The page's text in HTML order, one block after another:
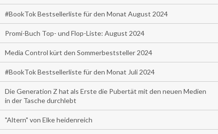
#BookTok Bestsellerliste für den Monat August 2024
Promi-Buch Top- und Flop-Liste: August 2024
Media Control kürt den Sommerbeststeller 2024
#BookTok Bestsellerliste für den Monat Juli 2024
Die Generation Z hat als Erste die Pubertät mit den neuen Medien
in der Tasche durchlebt
"Altern" von Elke heidenreich